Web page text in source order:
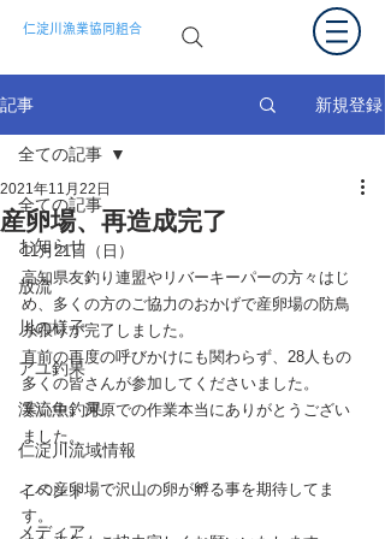
仁淀川漁業協同組合
記事 新規登録
全ての記事
お知らせ
放流
川の様子
アユ釣果
渓流魚釣果
仁淀川流域情報
イベント
メディア
全ての記事
産卵場、再造成完了
2021年11月22日
11月21日（日）
高知県友釣り連盟やリバーキーパーの方々はじ
め、多くの方のご協力のおかげで産卵場の防鳥
糸張りが完了しました。
直前の再度の呼びかけにも関わらず、28人もの
多くの皆さんが参加してくださいました。
寒い中、河原での作業本当にありがとうござい
ました。
この産卵場で沢山の卵が孵る事を期待してま
す。